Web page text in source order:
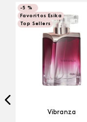
-5 %
Favoritos Esika
Top Sellers
Vibranza